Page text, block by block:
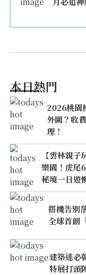
本日熱門
2026桃園
外圍？收
理！
【雲林親
樂園！虎尾
秘境一日遊
搭機告別
全球首創
建築迷必
特展打頭